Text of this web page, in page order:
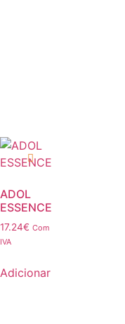
ADOL
ESSENCE
17.24€ Com
IVA
Adicionar